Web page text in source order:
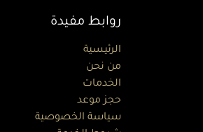
روابط مفيدة
الرئيسية
من نحن
الخدمات
حجز موعد
سياسة الخصوصية